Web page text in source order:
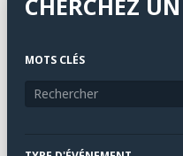
MOTS CLÉS